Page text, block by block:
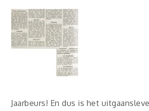
Jaarbeurs! En dus is het